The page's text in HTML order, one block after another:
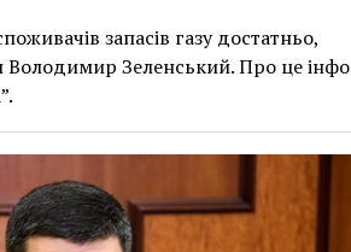
запасів газу достатньо,
Володимир Зеленський. Про це